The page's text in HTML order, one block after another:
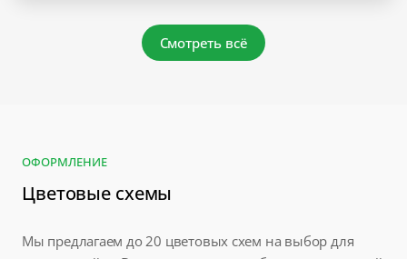
Смотреть всё
ОФОРМЛЕНИЕ
Цветовые схемы
Мы предлагаем до 20 цветовых схем на выбор для